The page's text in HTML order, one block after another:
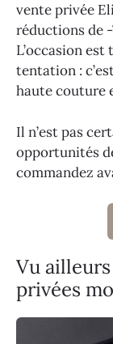
vente privée
réductions de -
L’occasion
tentation :
haute couture
Il n’est pas
opportunités
commandez
Vu
privées